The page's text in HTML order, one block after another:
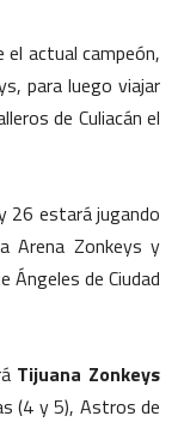
actual campeón,
para luego viajar
de Culiacán el
26 estará jugando
Arena Zonkeys y
Ángeles de Ciudad
Tijuana Zonkeys
(4 y 5), Astros de